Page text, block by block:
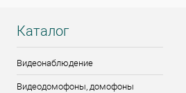
Каталог
Видеонаблюдение
Видеодомофоны, домофоны